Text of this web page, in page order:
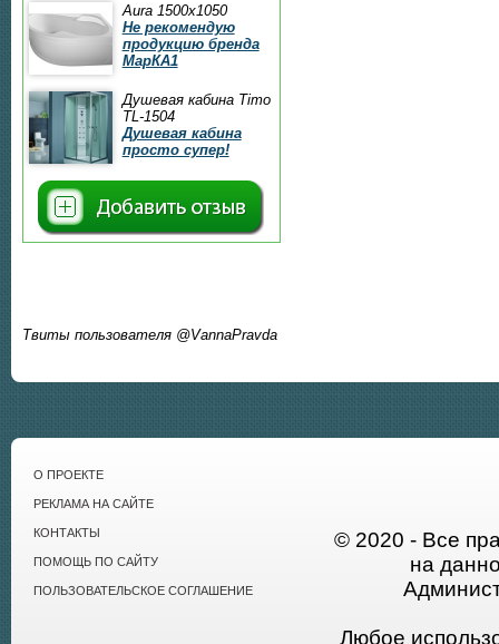
Aura 1500x1050
Не рекомендую
продукцию бренда
МарКА1
Душевая кабина Timo
TL-1504
Душевая кабина
просто супер!
Твиты пользователя @VannaPravda
О ПРОЕКТЕ
РЕКЛАМА НА САЙТЕ
КОНТАКТЫ
ПОМОЩЬ ПО САЙТУ
ПОЛЬЗОВАТЕЛЬСКОЕ СОГЛАШЕНИЕ
© 2020 - Все
на
Любое